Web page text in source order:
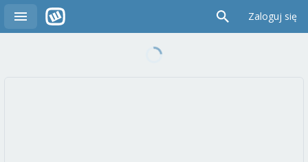
Zaloguj się